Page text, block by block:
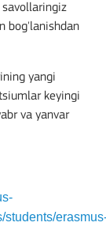
bog'lanishdan
yangi
keyingi
va yanvar
students/